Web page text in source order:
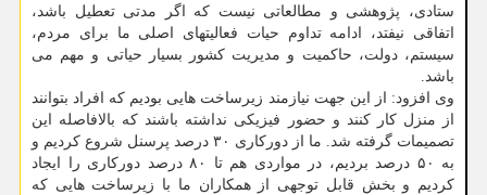
ستادی، پژوهشی و مطالعاتی نیست که اگر مدتی تعطیل باشد،
اتفاقی نیفتد، ادامه تداوم حیات فعالیتهای اصلی ما برای مردم،
سیستم، دولت، حاکمیت و مدیریت کشور بسیار حیاتی و مهم می
باشد.
وی افزود: از این جهت نیازمند زیرساخت هایی بودیم که افراد بتوانند
از منزل کار کنند و حضور فیزیکی نداشته باشند که بالافاصله این
تصمیمات گرفته شد. ما از دورکاری ۳۰ درصد پرسنل شروع کردیم و
به ۵۰ درصد بردیم، در مواردی هم تا ۸۰ درصد دورکاری را ایجاد
کردیم و بخش قابل توجهی از همکاران ما با زیرساخت هایی که